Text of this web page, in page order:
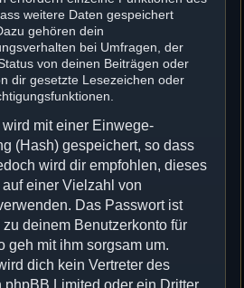
weitere Daten gespeichert
gehören dein
bei Umfragen, der
von deinen Beiträgen oder
dir gesetzte Lesezeichen oder
mit einer Einwege-
(Hash) gespeichert, so dass
wird dir empfohlen, dieses
einer Vielzahl von
Das Passwort ist
deinem Benutzerkonto für
geh mit ihm sorgsam um.
dich kein Vertreter des